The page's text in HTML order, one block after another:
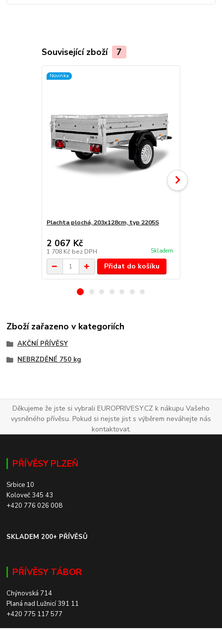
Související zboží 7
Novinka
Plachta plochá, 203x128cm, typ 2205S
2 067 Kč
1 708 Kč bez DPH Skladem
Přidat do košíku
Zboží zařazeno v kategoriích
AKČNÍ PŘÍVĚSY
NEBRZDĚNÉ 750 kg
Děkujeme že jste si vybrali EUROPRIVESY.CZ k nákupu Vašeho
vysněného přívěsu. Pokud si nejste jist s výběrem neváhejte nás
kontaktovat.
PŘÍVĚSY PLZEŇ
Srbice 10
Koloveč 345 43
+420 776 026 008
SKLADEM 200+ PŘÍVĚSŮ
PŘÍVĚSY TÁBOR
Chýnovská 714
Planá nad Lužnicí 391 11
+420 775 117 577